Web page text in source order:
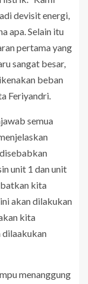
devisit energi,
apa. Selain itu
pertama yang
sangat besar,
beban
Feriyandri.
semua
unit 1 dan unit
kita
akan dilakukan
kita
dilaakukan
menanggung